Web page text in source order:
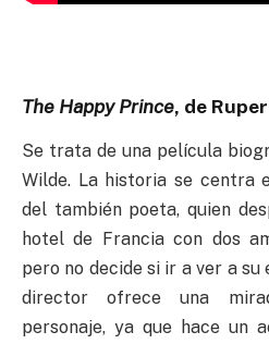
The Happy Prince, de
Se trata de una película
Wilde. La historia se centra
del también poeta, quien
hotel de Francia con dos
pero no decide si ir a ver a su
director ofrece una
personaje, ya que hace un